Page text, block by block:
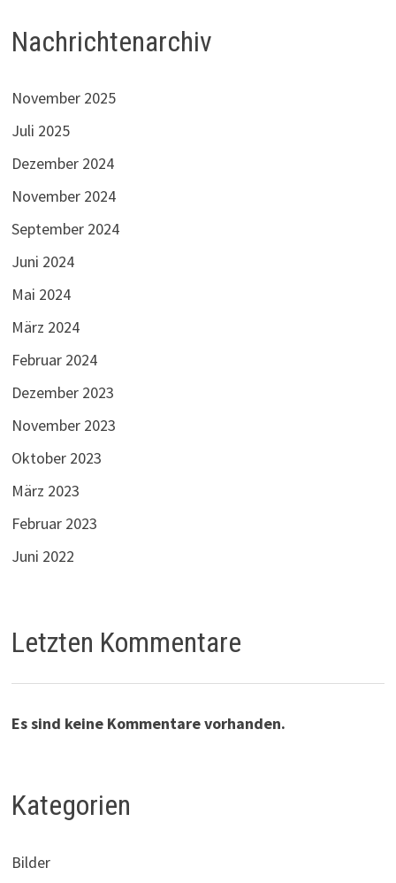
Nachrichtenarchiv
November 2025
Juli 2025
Dezember 2024
November 2024
September 2024
Juni 2024
Mai 2024
März 2024
Februar 2024
Dezember 2023
November 2023
Oktober 2023
März 2023
Februar 2023
Juni 2022
Letzten Kommentare
Es sind keine Kommentare vorhanden.
Kategorien
Bilder